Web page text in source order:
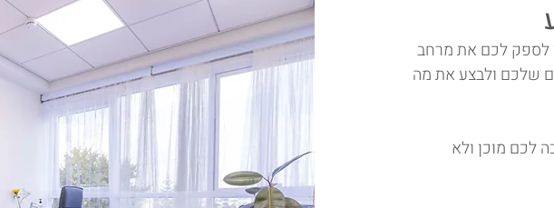
מגע
לספק לכם את מרחב
שלכם ולבצע את מה
לכם מוכן ולא